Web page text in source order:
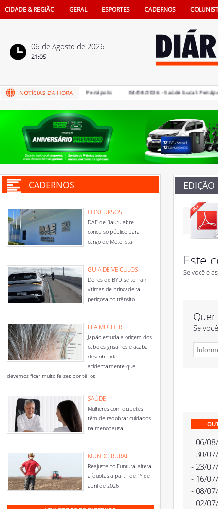
CIDADE & REGIÃO GERAL ESPORTES CADERNOS
06 de Agosto de 2026
21:05
16 no comércio de Penápolis 04/08/2026 - Saúde bucal:
CADERNOS
CONCURSOS
DAE de Bauru abre
concurso público para
cargo de Motorista
GUIA DE VEÍCULOS
Donos de BYD se tornam
vítimas de brincadeira
perigosa no trânsito
ELA MULHER
Japão estuda a origem dos
cabelos grisalhos e acaba
descobrindo
acidentalmente que
devemos ficar muito felizes por tê-los
SAÚDE
Mulheres com diabetes
têm de redobrar cuidados
na menopausa
MUNDO RURAL
Reajuste no Funrural altera
alíquotas a partir de 1º de
abril de 2026
EDIÇÃO
Este
Se você é
Se
- 06/
- 30/
- 23/
- 16/
- 08/
- 02/